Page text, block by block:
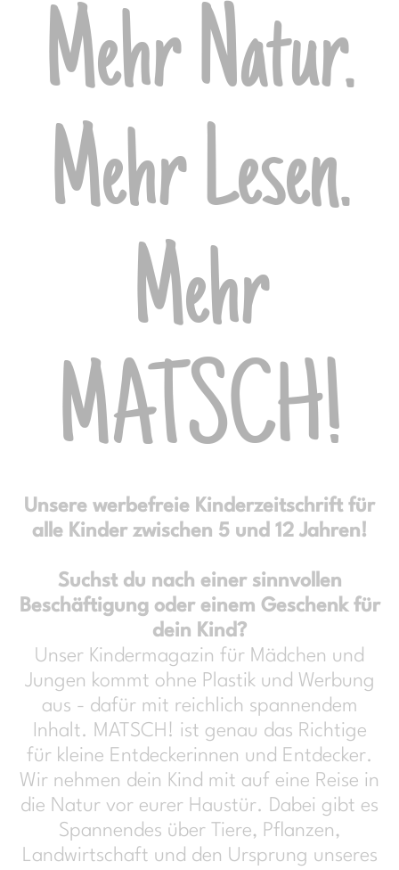
Mehr Natur.
Mehr Lesen.
Mehr
MATSCH!
Unsere werbefreie Kinderzeitschrift für
alle Kinder zwischen 5 und 12 Jahren!
Suchst du nach einer sinnvollen
Beschäftigung oder einem Geschenk für
dein Kind?
Unser Kindermagazin für Mädchen und
Jungen kommt ohne Plastik und Werbung
aus - dafür mit reichlich spannendem
Inhalt. MATSCH! ist genau das Richtige
für kleine Entdeckerinnen und Entdecker.
Wir nehmen dein Kind mit auf eine Reise in
die Natur vor eurer Haustür. Dabei gibt es
Spannendes über Tiere, Pflanzen,
Landwirtschaft und den Ursprung unseres